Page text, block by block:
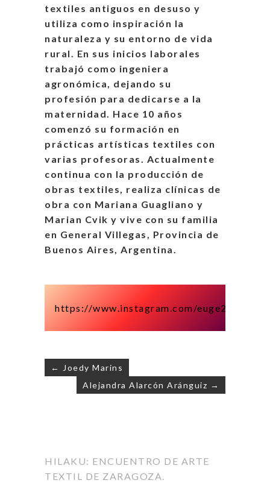
textiles antiguos en desuso y
utiliza como inspiración la
naturaleza y su entorno de vida
rural. En sus inicios laborales
trabajó como ingeniera
agronómica, dejando su
profesión para dedicarse a la
maternidad. Hace 10 años
comenzó su formación en
prácticas artísticas textiles con
varias profesoras. Actualmente
continua con la producción de
obras textiles, realiza clínicas de
obra con Mariana Guagliano y
Marian Cvik y vive con su familia
en General Villegas, Provincia de
Buenos Aires, Argentina.
https://www.instagram.com/euge248/
Navegación
← Joedy Marins
Alejandra Alarcón Aránguiz →
HILAKU: ENCUENTRO DE ARTE
TEXTIL DE ZARAGOZA.